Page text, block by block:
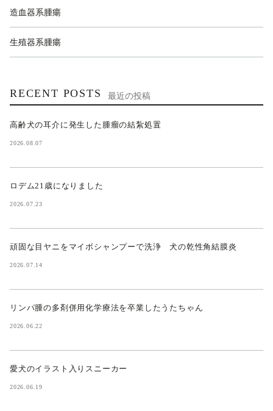
造血器系腫瘍
生殖器系腫瘍
RECENT POSTS 最近の投稿
高齢犬の耳介に発生した腫瘤の結紮処置
2026.08.07
ロデム21歳になりました
2026.07.23
頑固な目ヤニをマイボシャンプーで洗浄 犬の乾性角結膜炎
2026.07.14
リンパ腫の多剤併用化学療法を卒業したうたちゃん
2026.06.22
愛犬のイラスト入りスニーカー
2026.06.19